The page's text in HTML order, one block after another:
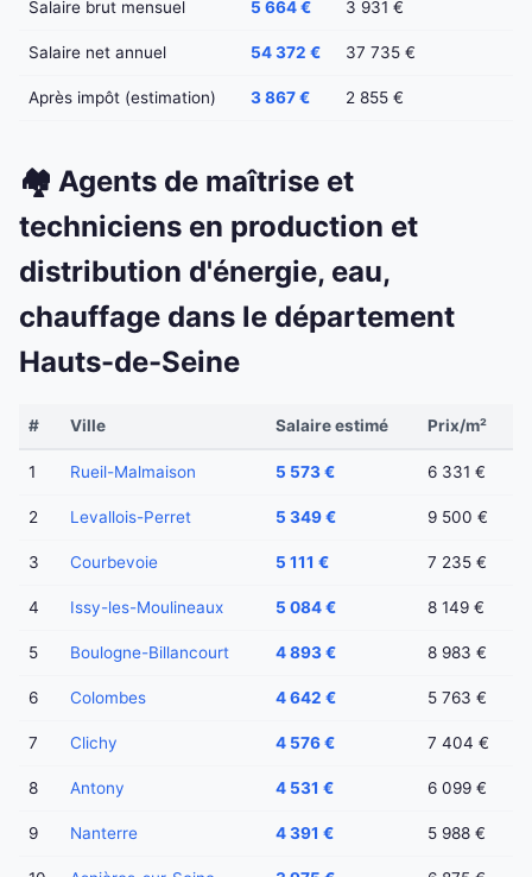
Salaire brut mensuel 5 664 € 3 931 €
Salaire net annuel 54 372 € 37 735 €
Après impôt (estimation) 3 867 € 2 855 €
🏘️ Agents de maîtrise et
techniciens en production et
distribution d'énergie, eau,
chauffage dans le département
Hauts-de-Seine
# Ville Salaire estimé Prix/m²
1 Rueil-Malmaison 5 573 € 6 331 €
2 Levallois-Perret 5 349 € 9 500 €
3 Courbevoie 5 111 € 7 235 €
4 Issy-les-Moulineaux 5 084 € 8 149 €
5 Boulogne-Billancourt 4 893 € 8 983 €
6 Colombes 4 642 € 5 763 €
7 Clichy 4 576 € 7 404 €
8 Antony 4 531 € 6 099 €
9 Nanterre 4 391 € 5 988 €